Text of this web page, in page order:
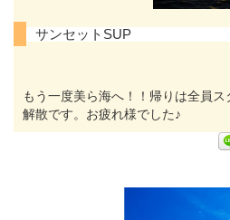
サンセットSUP
もう一度美ら海へ！！帰りは全員
解散です。お疲れ様でした♪